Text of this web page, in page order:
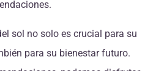
sol no solo es crucial para su
para su bienestar futuro.